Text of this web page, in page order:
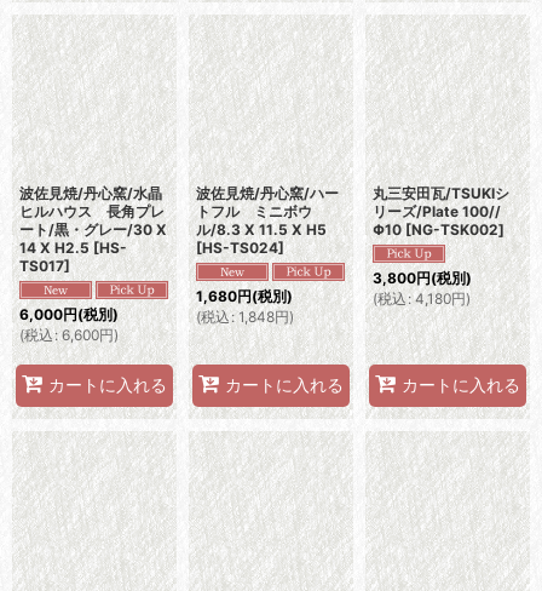
波佐見焼/丹心窯/水晶
ヒルハウス 長角プレ
ート/黒・グレー/30 X
14 X H2.5 [HS-
TS017]
6,000円(税別)
(税込: 6,600円)
カートに入れる
波佐見焼/丹心窯/ハー
トフル ミニボウ
ル/8.3 X 11.5 X H5
[HS-TS024]
1,680円(税別)
(税込: 1,848円)
カートに入れる
丸三安田瓦/TSUKIシ
リーズ/Plate 100//
Φ10 [NG-TSK002]
3,800円(税別)
(税込 : 4,180円)
カートに入れる